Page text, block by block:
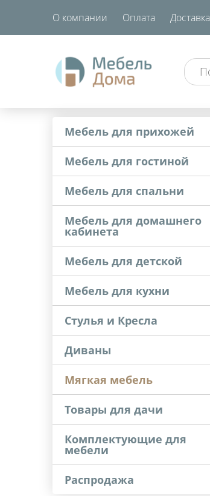
О компании Оплата Доставка
Мебель для прихожей
Мебель для гостиной
Мебель для спальни
Мебель для домашнего
кабинета
Мебель для детской
Мебель для кухни
Стулья и Кресла
Диваны
Мягкая мебель
Товары для дачи
Комплектующие для
мебели
Распродажа